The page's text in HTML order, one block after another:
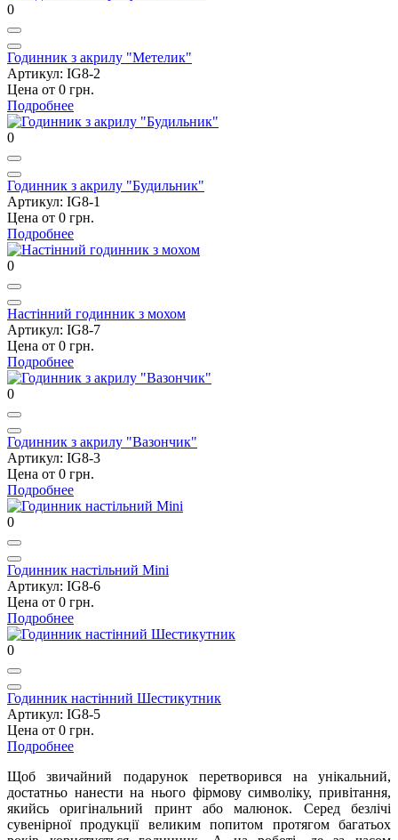
0
Годинник з акрилу "Метелик"
Артикул: IG8-2
Цена от 0 грн.
Подробнее
0
Годинник з акрилу "Будильник"
Артикул: IG8-1
Цена от 0 грн.
Подробнее
0
Настінний годинник з мохом
Артикул: IG8-7
Цена от 0 грн.
Подробнее
0
Годинник з акрилу "Вазончик"
Артикул: IG8-3
Цена от 0 грн.
Подробнее
0
Годинник настільний Mini
Артикул: IG8-6
Цена от 0 грн.
Подробнее
0
Годинник настінний Шестикутник
Артикул: IG8-5
Цена от 0 грн.
Подробнее
Щоб звичайний подарунок перетворився на унікальний,
достатньо нанести на нього фірмову символіку, привітання,
якийсь оригінальний принт або малюнок. Серед безлічі
сувенірної продукції великим попитом протягом багатьох